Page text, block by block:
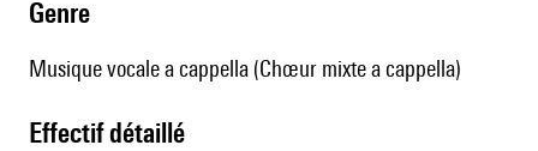
genre
Musique vocale a cappella (Chœur mixte a cappella)
effectif détaillé